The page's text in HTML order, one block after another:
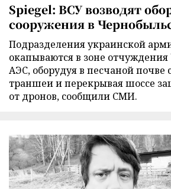
Spiegel: ВСУ возводят
сооружения в
Подразделения украинской
окапываются в зоне
АЭС, оборудуя в песчаной почве
траншеи и перекрывая шоссе
от дронов, сообщили СМИ.